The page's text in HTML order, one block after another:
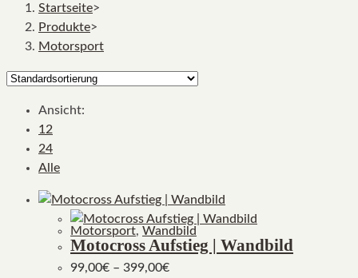
Startseite>
Produkte>
Motorsport
Ansicht:
12
24
Alle
Motorsport, Wandbild
Motocross Aufstieg | Wandbild
99,00€ – 399,00€